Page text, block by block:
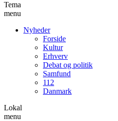
Tema
menu
Nyheder
Forside
Kultur
Erhverv
Debat og politik
Samfund
112
Danmark
Lokal
menu